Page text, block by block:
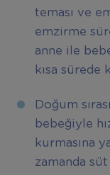
teması ve
emzirme
anne ile
kısa sürede
Doğum
bebeğiyle
kurmasına
zamanda süt